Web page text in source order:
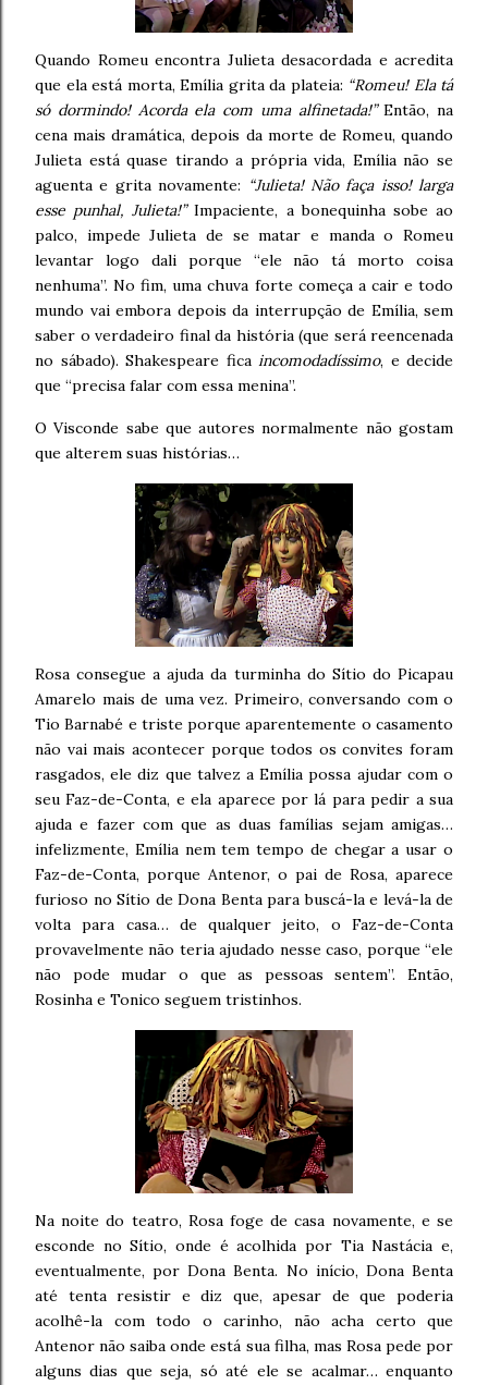
Quando Romeu encontra Julieta desacordada e acredita
que ela está morta, Emília grita da plateia: “Romeu! Ela tá
só dormindo! Acorda ela com uma alfinetada!”Então, na
cena mais dramática, depois da morte de Romeu, quando
Julieta está quase tirando a própria vida, Emília não se
aguenta e grita novamente: “Julieta! Não faça isso! larga
esse punhal, Julieta!”Impaciente, a bonequinha sobe ao
palco, impede Julieta de se matar e manda o Romeu
levantar logo dali porque “ele não tá morto coisa
nenhuma”. No fim, uma chuva forte começa a cair e todo
mundo vai embora depois da interrupção de Emília, sem
saber o verdadeiro final da história (que será reencenada
no sábado). Shakespeare fica incomodadíssimo, e decide
que “precisa falar com essa menina”.
O Visconde sabe que autores normalmente não gostam
que alterem suas histórias…
Rosa consegue a ajuda da turminha do Sítio do Picapau
Amarelo mais de uma vez. Primeiro, conversando com o
Tio Barnabé e triste porque aparentemente o casamento
não vai mais acontecer porque todos os convites foram
rasgados, ele diz que talvez a Emília possa ajudar com o
seu Faz-de-Conta, e ela aparece por lá para pedir a sua
ajuda e fazer com que as duas famílias sejam amigas…
infelizmente, Emília nem tem tempo de chegar a usar o
Faz-de-Conta, porque Antenor, o pai de Rosa, aparece
furioso no Sítio de Dona Benta para buscá-la e levá-la de
volta para casa… de qualquer jeito, o Faz-de-Conta
provavelmente não teria ajudado nesse caso, porque “ele
não pode mudar o que as pessoas sentem”. Então,
Rosinha e Tonico seguem tristinhos.
Na noite do teatro, Rosa foge de casa novamente, e se
esconde no Sítio, onde é acolhida por Tia Nastácia e,
eventualmente, por Dona Benta. No início, Dona Benta
até tenta resistir e diz que, apesar de que poderia
acolhê-la com todo o carinho, não acha certo que
Antenor não saiba onde está sua filha, mas Rosa pede por
alguns dias que seja, só até ele se acalmar… enquanto